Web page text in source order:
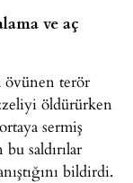
ve aç
övünen terör
öldürürken
sermiş
saldırılar
bildirdi.